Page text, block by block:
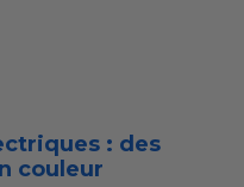
: des
couleur